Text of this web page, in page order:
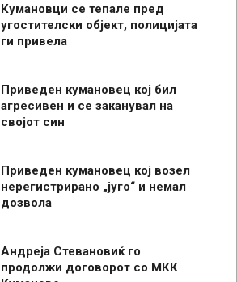
Кумановци се тепале пред
угостителски објект, полицијата
ги привела
Приведен кумановец кој бил
агресивен и се заканувал на
својот син
Приведен кумановец кој возел
нерегистрирано „југо“ и немал
дозвола
Андреја Стевановиќ го
продолжи договорот со МКК